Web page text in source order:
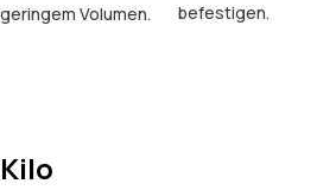
geringem Volumen.
befestigen.
Kilo